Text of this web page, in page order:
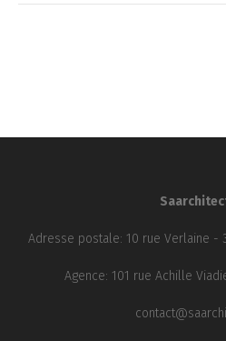
Adresse postale: 10 rue Verlaine -
Agence: 101 rue Achille